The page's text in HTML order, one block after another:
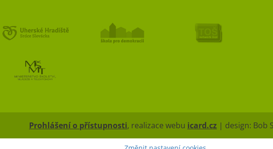
Prohlášení o přístupnosti, realizace webu icard.cz | design: Bob